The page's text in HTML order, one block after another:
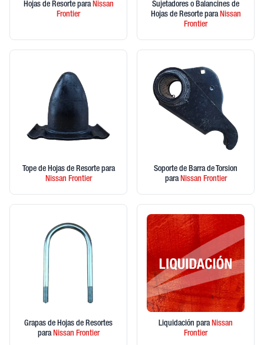
Hojas de Resorte paraNissan
Frontier
Sujetadores o Balancines de
Hojas de Resorte paraNissan
Frontier
Tope de Hojas de Resorte para
Nissan Frontier
Soporte de Barra de Torsion
paraNissan Frontier
Grapas de Hojas de Resortes
paraNissan Frontier
Liquidación paraNissan
Frontier